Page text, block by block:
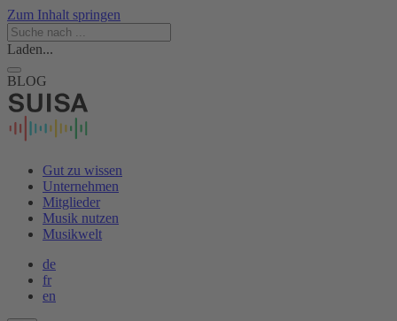
Zum Inhalt springen
Laden...
BLOG
Gut zu wissen
Unternehmen
Mitglieder
Musik nutzen
Musikwelt
de
fr
en